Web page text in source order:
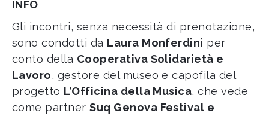
INFO
Gli incontri, senza necessità di prenotazione,
sono condotti da Laura Monferdini per
conto della Cooperativa Solidarietà e
Lavoro, gestore del museo e capofila del
progetto L’Officina della Musica, che vede
come partnerSuq Genova Festival e